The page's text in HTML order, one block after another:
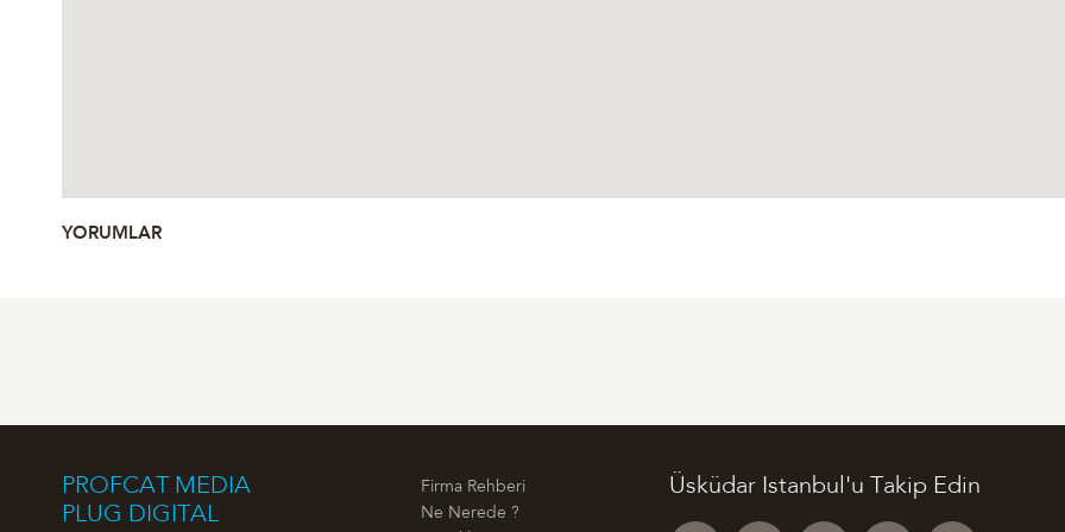
YORUMLAR
PROFCAT MEDIA
PLUG DIGITAL
Firma Rehberi
Ne Nerede ?
Üsküdar Istanbul'u Takip Edin